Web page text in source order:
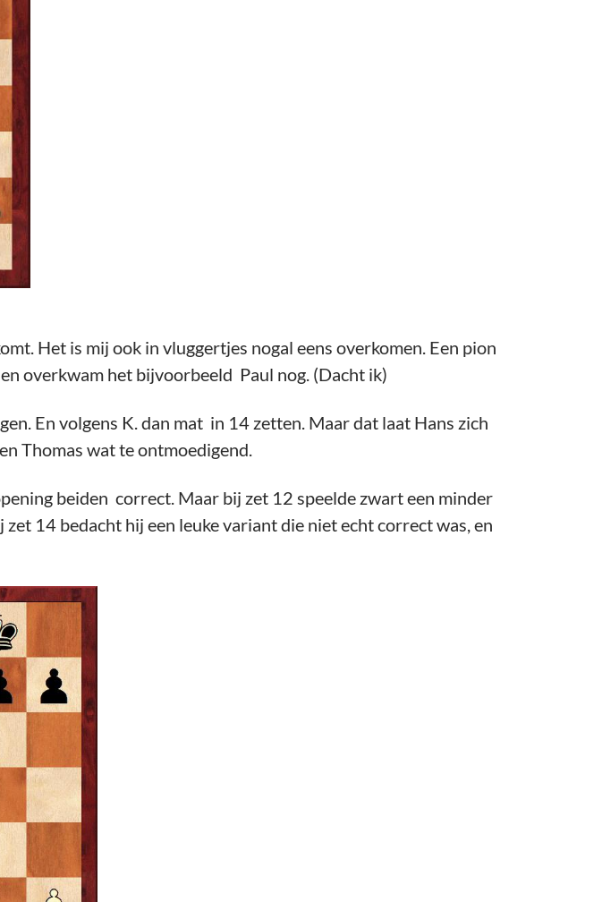
Het is mij ook in vluggertjes nogal eens overkomen. Een pion
overkwam het bijvoorbeeld Paul nog. (Dacht ik)
En volgens K. dan mat in 14 zetten. Maar dat laat Hans zich
Thomas wat te ontmoedigend.
beiden correct. Maar bij zet 12 speelde zwart een minder
14 bedacht hij een leuke variant die niet echt correct was, en